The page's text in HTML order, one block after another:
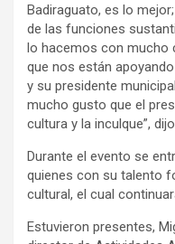
Badiraguato, es lo
de las funciones
lo hacemos con mucho
que nos están
y su presidente
mucho gusto que el
cultura y la inculque”,
Durante el evento se
quienes con su talento
cultural, el cual
Estuvieron presentes,